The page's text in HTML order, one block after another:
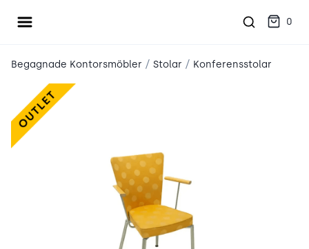
Öppna meny 0
Begagnade Kontorsmöbler / Stolar / Konferensstolar